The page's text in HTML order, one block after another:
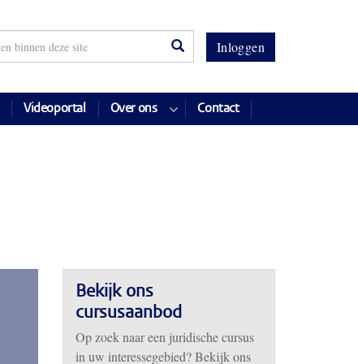
Inloggen
Videoportal Over ons Contact
Bekijk ons
cursusaanbod
Op zoek naar een juridische cursus
in uw interessegebied? Bekijk ons